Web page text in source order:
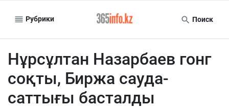
Рубрики Поиск
Нұрсұлтан Назарбаев гонг
соқты, Биржа сауда-
саттығы басталды